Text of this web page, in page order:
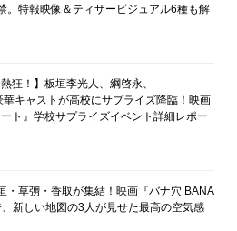
。特報映像＆ティザービジュアル6種も解
狂！】板垣李光人、綱啓永、
華キャストが高校にサプライズ降臨！映画
ート』学校サプライズイベント詳細レポー
・草彅・香取が集結！映画『バナ穴 BANA
新しい地図の3人が見せた最高の空気感